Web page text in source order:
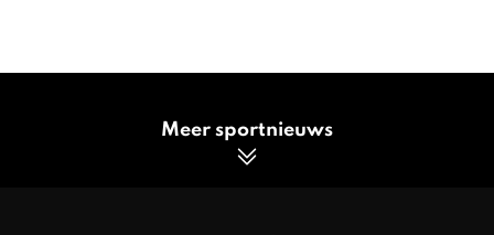
Meer sportnieuws